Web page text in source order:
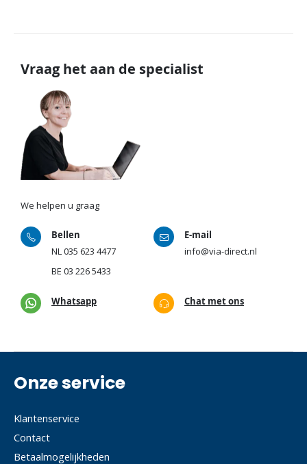
Vraag het aan de specialist
We helpen u graag
Bellen
NL035 623 4477
BE 03 226 5433
E-mail
info@via-direct.nl
Whatsapp Chat met ons
Onze service
Klantenservice
Contact
Betaalmogelijkheden